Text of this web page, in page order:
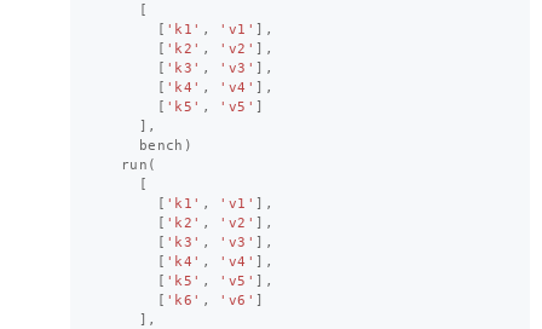
[
[ 'k1' , 'v1' ],
[ 'k2' , 'v2' ],
[ 'k3' , 'v3' ],
[ 'k4' , 'v4' ],
[ 'k5' , 'v5' ]
],
bench )
run (
[
[ 'k1' , 'v1' ],
[ 'k2' , 'v2' ],
[ 'k3' , 'v3' ],
[ 'k4' , 'v4' ],
[ 'k5' , 'v5' ],
[ 'k6' , 'v6' ]
],